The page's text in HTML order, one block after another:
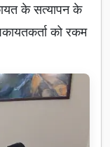
के सत्यापन के
को रकम